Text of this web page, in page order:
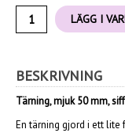
LÄGG I
BESKRIVNING
Tärning, mjuk50 mm,
En tärning gjord i ett lite